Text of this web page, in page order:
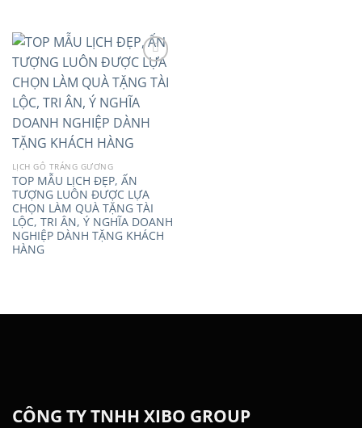
Add to
LỊCH GỖ TRÁNG GƯƠNG
TOP MẪU LỊCH ĐẸP, ẤN
TƯỢNG LUÔN ĐƯỢC LỰA
CHỌN LÀM QUÀ TẶNG TÀI
LỘC, TRI ÂN, Ý NGHĨA DOANH
NGHIỆP DÀNH TẶNG KHÁCH
HÀNG
CÔNG TY TNHH XIBO GROUP